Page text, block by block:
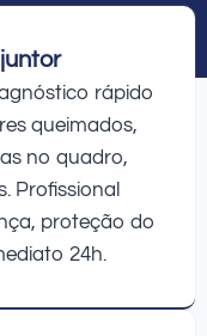
rápido
queimados,
no quadro,
Profissional
proteção do
24h.